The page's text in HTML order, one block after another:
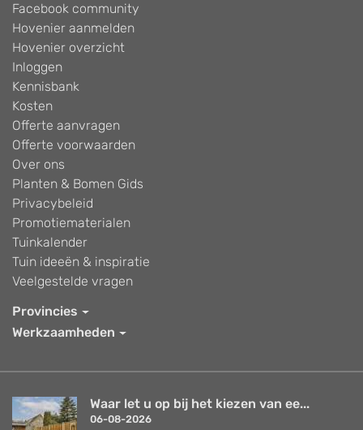
Facebook community
Hovenier aanmelden
Hovenier overzicht
Inloggen
Kennisbank
Kosten
Offerte aanvragen
Offerte voorwaarden
Over ons
Planten & Bomen Gids
Privacybeleid
Promotiematerialen
Tuinkalender
Tuin ideeën & inspiratie
Veelgestelde vragen
Provincies
Werkzaamheden
Waar let u op bij het kiezen van ee...
06-08-2026